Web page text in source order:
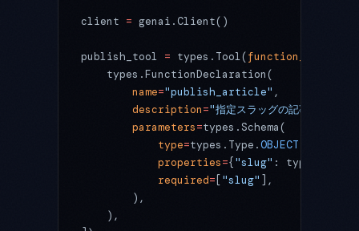
client = genai.Client()
publish_tool = types.Tool(
    types.FunctionDeclaration(
        name
="publish_article" ,
        description
="指定スラッグの記事を公開し
        parameters
=types.Schema(
            type
=types.Type.OBJECT
            properties
={"slug" :
            required
= [ "slug" ],
        ),
    ),